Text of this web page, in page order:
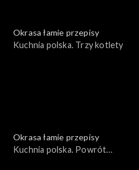
Okrasa łamie przepisy
Kuchnia polska. Trzy kotlety
Okrasa łamie przepisy
Kuchnia polska. Powrót